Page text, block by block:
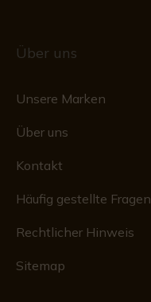
Über uns
Unsere Marken
Über uns
Kontakt
Häufig gestellte Fragen
Rechtlicher Hinweis
Sitemap